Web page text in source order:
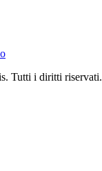
Tutti i diritti riservati.